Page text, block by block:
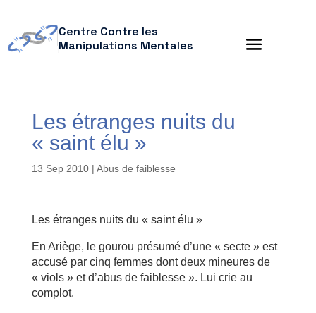
Centre Contre les
Manipulations Mentales
Les étranges nuits du
« saint élu »
13 Sep 2010| Abus de faiblesse
Les étranges nuits du « saint élu »
En Ariège, le gourou présumé d’une « secte » est
accusé par cinq femmes dont deux mineures de
« viols » et d’abus de faiblesse ». Lui crie au
complot.